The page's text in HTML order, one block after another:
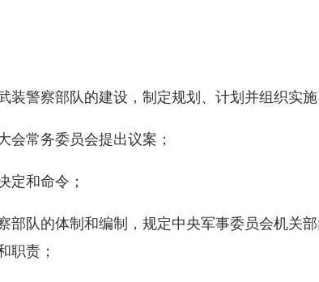
装警察部队的建设，制定规划、计划并组织实
会常务委员会提出议案；
定和命令；
部队的体制和编制，规定中央军事委员会机关
职责；